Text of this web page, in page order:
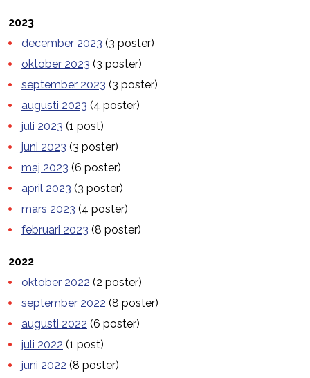
2023
december 2023 (3 poster)
oktober 2023 (3 poster)
september 2023 (3 poster)
augusti 2023 (4 poster)
juli 2023 (1 post)
juni 2023 (3 poster)
maj 2023 (6 poster)
april 2023 (3 poster)
mars 2023 (4 poster)
februari 2023 (8 poster)
2022
oktober 2022 (2 poster)
september 2022 (8 poster)
augusti 2022 (6 poster)
juli 2022 (1 post)
juni 2022 (8 poster)